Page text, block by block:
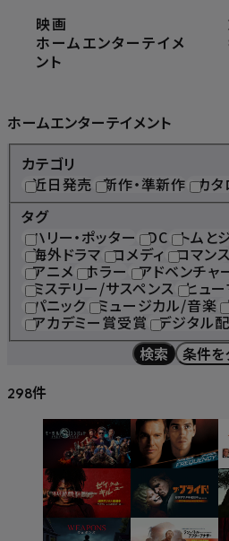
映画
ホームエンターテイメ
ント
ホームエンターテイメント
カテゴリ
近日発売 新作・準新作 カタ
タグ
ハリー・ポッター
DC トムと
海外ドラマ コメディ ロマンス
アニメ ホラー アドベンチャ
ミステリー/サスペンス ヒュ
パニック ミュージカル/音楽
アカデミー賞受賞 デジタル
検索
条件を
298件